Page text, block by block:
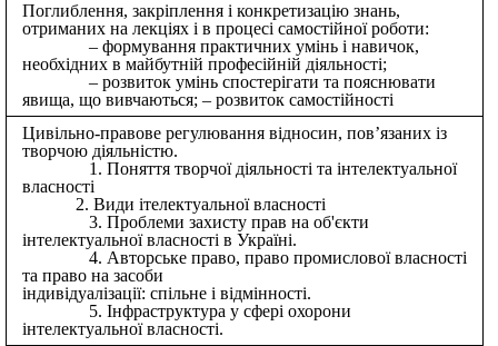
Поглиблення, закріплення і конкретизацію знань,
отриманих на лекціях і в процесі самостійної роботи:
формування практичних умінь і навичок,
необхідних в майбутній професійній діяльності;
розвиток умінь спостерігати та пояснювати
явища, що вивчаються; – розвиток самостійності
Цивільно-правове регулювання відносин, пов’язаних із
творчою діяльністю.
Поняття творчої діяльності та інтелектуальної
власності
Види ітелектуальної власності
Проблеми захисту прав на об'єкти
інтелектуальної власності в Україні.
Авторське право, право промислової власності
та право на засоби
індивідуалізації: спільне i відмінності.
Інфраструктура у сфері охорони
інтелектуальної власності.